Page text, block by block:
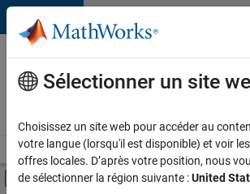
Passer au contenu
Votre
carrière
chez
Accueil Explorer nos opportunités
Activer/désactiver
Contenu principal
Sélectionner un site
Choisissez un site web pour accéder au
votre langue (lorsqu'il est disponible) et voir
offres locales. D’après votre position, nous
de sélectionner la région suivante :United